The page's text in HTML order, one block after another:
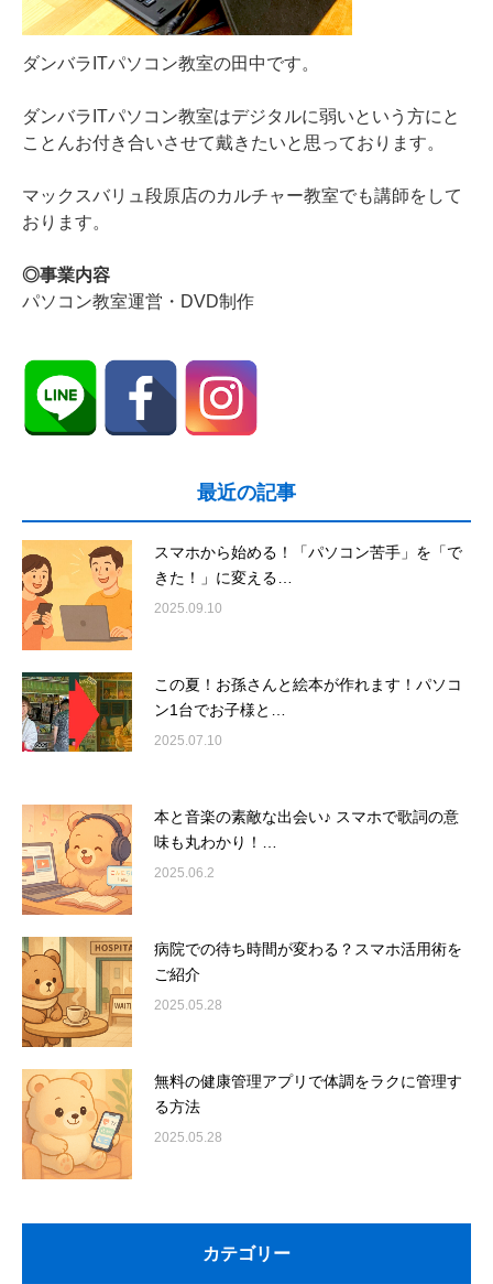
ダンバラITパソコン教室の田中です。
ダンバラITパソコン教室はデジタルに弱いという方にと
ことんお付き合いさせて戴きたいと思っております。
マックスバリュ段原店のカルチャー教室でも講師をして
おります。
◎事業内容
パソコン教室運営・DVD制作
最近の記事
スマホから始める！「パソコン苦手」を「で
きた！」に変える…
2025.09.10
この夏！お孫さんと絵本が作れます！パソコ
ン1台でお子様と…
2025.07.10
本と音楽の素敵な出会い♪ スマホで歌詞の意
味も丸わかり！…
2025.06.2
病院での待ち時間が変わる？スマホ活用術を
ご紹介
2025.05.28
無料の健康管理アプリで体調をラクに管理す
る方法
2025.05.28
カテゴリー